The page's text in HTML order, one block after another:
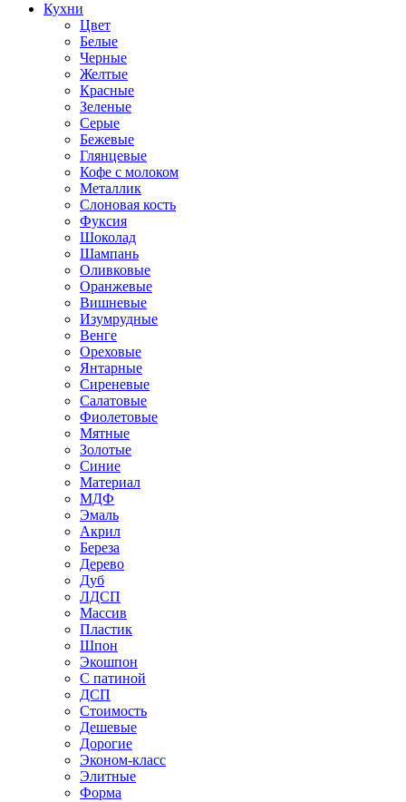
Кухни
Цвет
Белые
Черные
Желтые
Красные
Зеленые
Серые
Бежевые
Глянцевые
Кофе с молоком
Металлик
Слоновая кость
Фуксия
Шоколад
Шампань
Оливковые
Оранжевые
Вишневые
Изумрудные
Венге
Ореховые
Янтарные
Сиреневые
Салатовые
Фиолетовые
Мятные
Золотые
Синие
Материал
МДФ
Эмаль
Акрил
Береза
Дерево
Дуб
ЛДСП
Массив
Пластик
Шпон
Экошпон
С патиной
ДСП
Стоимость
Дешевые
Дорогие
Эконом-класс
Элитные
Форма